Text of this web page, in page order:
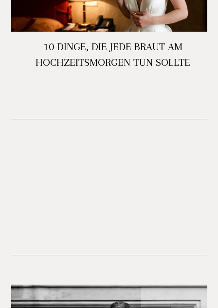
10 DINGE, DIE JEDE BRAUT AM
HOCHZEITSMORGEN TUN SOLLTE